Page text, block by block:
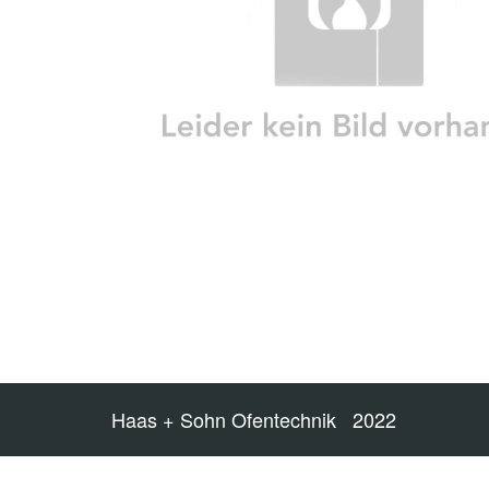
Haas + Sohn Ofentechnik 2022